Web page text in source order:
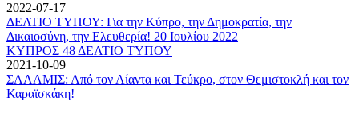
2022-07-17
ΔΕΛΤΙΟ ΤΥΠΟΥ: Για την Κύπρο, την Δημοκρατία, την
Δικαιοσύνη, την Ελευθερία! 20 Ιουλίου 2022
ΚΥΠΡΟΣ 48 ΔΕΛΤΙΟ ΤΥΠΟΥ
2021-10-09
ΣΑΛΑΜΙΣ: Από τον Αίαντα και Τεύκρο, στον Θεμιστοκλή και τον
Καραϊσκάκη!